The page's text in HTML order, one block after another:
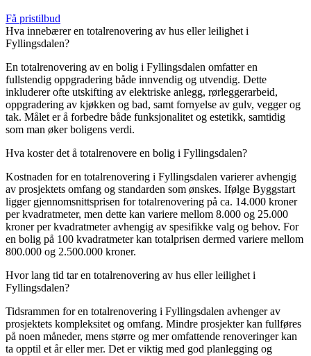
Få pristilbud
Hva innebærer en totalrenovering av hus eller leilighet i
Fyllingsdalen?
En totalrenovering av en bolig i Fyllingsdalen omfatter en
fullstendig oppgradering både innvendig og utvendig. Dette
inkluderer ofte utskifting av elektriske anlegg, rørleggerarbeid,
oppgradering av kjøkken og bad, samt fornyelse av gulv, vegger og
tak. Målet er å forbedre både funksjonalitet og estetikk, samtidig
som man øker boligens verdi.
Hva koster det å totalrenovere en bolig i Fyllingsdalen?
Kostnaden for en totalrenovering i Fyllingsdalen varierer avhengig
av prosjektets omfang og standarden som ønskes. Ifølge Byggstart
ligger gjennomsnittsprisen for totalrenovering på ca. 14.000 kroner
per kvadratmeter, men dette kan variere mellom 8.000 og 25.000
kroner per kvadratmeter avhengig av spesifikke valg og behov. For
en bolig på 100 kvadratmeter kan totalprisen dermed variere mellom
800.000 og 2.500.000 kroner.
Hvor lang tid tar en totalrenovering av hus eller leilighet i
Fyllingsdalen?
Tidsrammen for en totalrenovering i Fyllingsdalen avhenger av
prosjektets kompleksitet og omfang. Mindre prosjekter kan fullføres
på noen måneder, mens større og mer omfattende renoveringer kan
ta opptil et år eller mer. Det er viktig med god planlegging og